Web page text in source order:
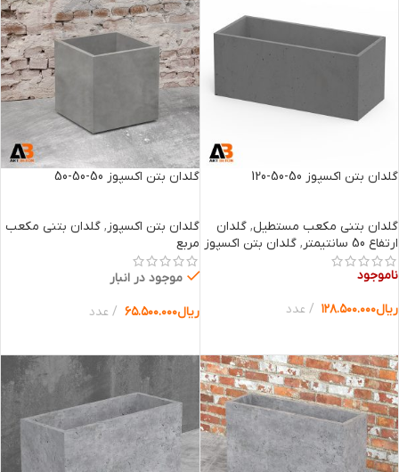
گلدان بتن اکسپوز 50-50-120
گلدان بتنی مکعب مستطیل, گلدان
ارتفاع 50 سانتیمتر
, گلدان بتن اکسپوز
ناموجود
ریال۱۲۸.۵۰۰.۰۰۰ عدد
گلدان بتن اکسپوز 50-50-50
گلدان بتن اکسپوز, گلدان بتنی مکعب
مربع
موجود در انبار
ریال۶۵.۵۰۰.۰۰۰ عدد